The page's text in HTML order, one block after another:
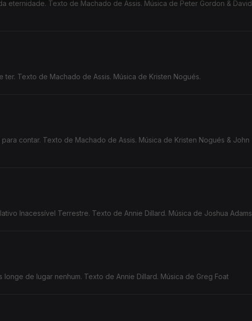
eternidade. Texto de Machado de Assis. Música de Peter Gordon & David
ter. Texto de Machado de Assis. Música de Kristen Nogués.
contar. Texto de Machado de Assis. Música de Kristen Nogués & John
Inacessível Terrestre. Texto de Annie Dillard. Música de Joshua Adams
de lugar nenhum. Texto de Annie Dillard. Música de Greg Foat